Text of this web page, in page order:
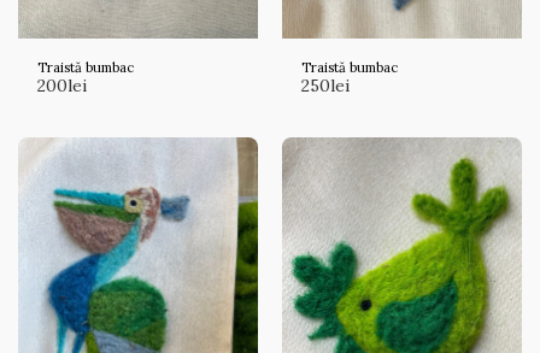
Traistă bumbac
200lei
Traistă bumbac
250lei